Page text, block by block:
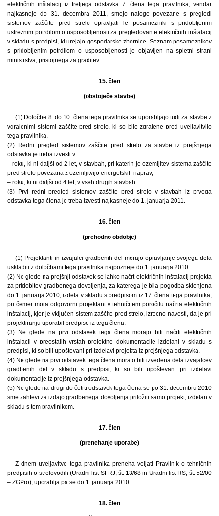
električnih inštalacij iz tretjega odstavka 7. člena tega pravilnika, vendar
najkasneje do 31. decembra 2011, smejo naloge povezane s pregledi
sistemov zaščite pred strelo opravljati le posamezniki s pridobljenim
ustreznim potrdilom o usposobljenosti za pregledovanje električnih inštalacij
v skladu s predpisi, ki urejajo gospodarske zbornice. Seznam posameznikov
s pridobljenim potrdilom o usposobljenosti je objavljen na spletni strani
ministrstva, pristojnega za graditev.
15. člen
(obstoječe stavbe)
(1) Določbe 8. do 10. člena tega pravilnika se uporabljajo tudi za stavbe z
vgrajenimi sistemi zaščite pred strelo, ki so bile zgrajene pred uveljavitvijo
tega pravilnika.
(2) Redni pregled sistemov zaščite pred strelo za stavbe iz prejšnjega
odstavka je treba izvesti v:
– roku, ki ni daljši od 2 let, v stavbah, pri katerih je ozemljitev sistema zaščite
pred strelo povezana z ozemljitvijo energetskih naprav,
– roku, ki ni daljši od 4 let, v vseh drugih stavbah.
(3) Prvi redni pregled sistemov zaščite pred strelo v stavbah iz prvega
odstavka tega člena je treba izvesti najkasneje do 1. januarja 2011.
16. člen
(prehodno obdobje)
(1) Projektanti in izvajalci gradbenih del morajo opravljanje svojega dela
uskladiti z določbami tega pravilnika najpozneje do 1. januarja 2010.
(2) Ne glede na prejšnji odstavek se lahko načrt električnih inštalacij projekta
za pridobitev gradbenega dovoljenja, za katerega je bila pogodba sklenjena
do 1. januarja 2010, izdela v skladu s predpisom iz 17. člena tega pravilnika,
pri čemer mora odgovorni projektant v tehničnem poročilu načrta električnih
inštalacij, kjer je vključen sistem zaščite pred strelo, izrecno navesti, da je pri
projektiranju uporabil predpise iz tega člena.
(3) Ne glede na prvi odstavek tega člena morajo biti načrti električnih
inštalacij v preostalih vrstah projektne dokumentacije izdelani v skladu s
predpisi, ki so bili upoštevani pri izdelavi projekta iz prejšnjega odstavka.
(4) Ne glede na prvi odstavek tega člena morajo biti izvedena dela izvajalcev
gradbenih del v skladu s predpisi, ki so bili upoštevani pri izdelavi
dokumentacije iz prejšnjega odstavka.
(5) Ne glede na drugi do četrti odstavek tega člena se po 31. decembru 2010
sme zahtevi za izdajo gradbenega dovoljenja priložiti samo projekt, izdelan v
skladu s tem pravilnikom.
17. člen
(prenehanje uporabe)
Z dnem uveljavitve tega pravilnika preneha veljati Pravilnik o tehničnih
predpisih o strelovodih (Uradni list SFRJ, št. 13/68 in Uradni list RS, št. 52/00
– ZGPro), uporablja pa se do 1. januarja 2010.
18. člen